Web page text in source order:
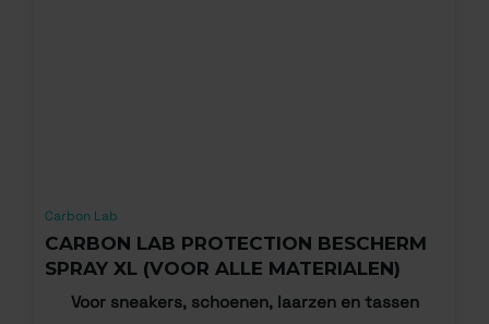
Carbon Lab
CARBON LAB PROTECTION BESCHERM
SPRAY XL (VOOR ALLE MATERIALEN)
Voor sneakers, schoenen, laarzen en tassen